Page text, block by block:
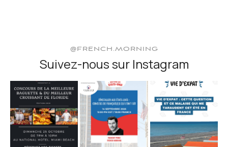
@FRENCH.MORNING
Suivez-nous sur Instagram